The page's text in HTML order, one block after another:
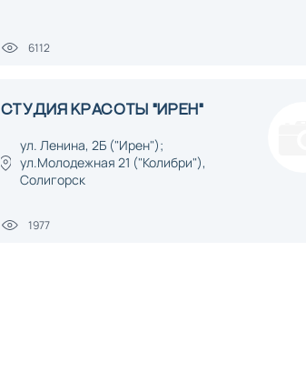
6112
СТУДИЯ КРАСОТЫ "ИРЕН"
ул. Ленина, 2Б ("Ирен");
ул.Молодежная 21 ("Колибри"),
Солигорск
1977